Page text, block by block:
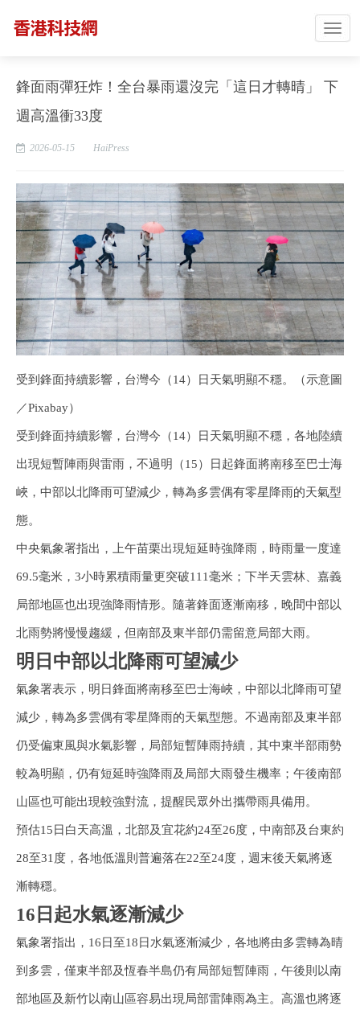
鋒面雨彈狂炸！全台暴雨還沒完「這日才轉晴」 下
週高溫衝33度
2026-05-15 HaiPress
受到鋒面持續影響，台灣今（14）日天氣明顯不穩。（示意圖
／Pixabay）
受到鋒面持續影響，台灣今（14）日天氣明顯不穩，各地陸續
出現短暫陣雨與雷雨，不過明（15）日起鋒面將南移至巴士海
峽，中部以北降雨可望減少，轉為多雲偶有零星降雨的天氣型
態。
中央氣象署指出，上午苗栗出現短延時強降雨，時雨量一度達
69.5毫米，3小時累積雨量更突破111毫米；下半天雲林、嘉義
局部地區也出現強降雨情形。隨著鋒面逐漸南移，晚間中部以
北雨勢將慢慢趨緩，但南部及東半部仍需留意局部大雨。
明日中部以北降雨可望減少
氣象署表示，明日鋒面將南移至巴士海峽，中部以北降雨可望
減少，轉為多雲偶有零星降雨的天氣型態。不過南部及東半部
仍受偏東風與水氣影響，局部短暫陣雨持續，其中東半部雨勢
較為明顯，仍有短延時強降雨及局部大雨發生機率；午後南部
山區也可能出現較強對流，提醒民眾外出攜帶雨具備用。
預估15日白天高溫，北部及宜花約24至26度，中南部及台東約
28至31度，各地低溫則普遍落在22至24度，週末後天氣將逐
漸轉穩。
16日起水氣逐漸減少
氣象署指出，16日至18日水氣逐漸減少，各地將由多雲轉為晴
到多雲，僅東半部及恆春半島仍有局部短暫陣雨，午後則以南
部地區及新竹以南山區容易出現局部雷陣雨為主。高溫也將逐